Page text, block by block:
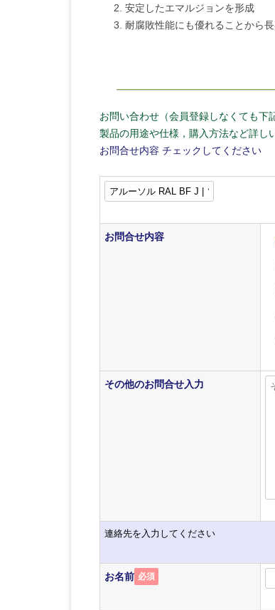
安定したエマルジョンを形成
耐腐敗性能にも優れることから
お問い合わせ（会員登録しなくても下
製品の用途や仕様，購入方法など詳し
お問合せ内容 チェックしてください
お問合せ内容
その他のお問合せ入力
連絡先を入力してください
お名前 必須